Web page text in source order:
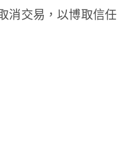
消交易，以博取信任